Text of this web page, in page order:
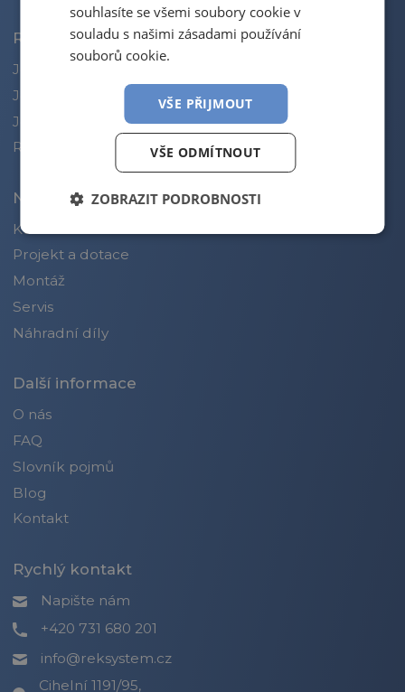
Rekuperace
Jednotky
Jednotky Aldes
Jednotky Zehnder
Reference
Naše služby
Konzultace
Projekt a dotace
Montáž
Servis
Náhradní díly
Další informace
O nás
FAQ
Slovník pojmů
Blog
Kontakt
Rychlý kontakt
Napište nám
+420 731 680 201
info@reksystem.cz
Cihelní 1191/95,
souhlasíte se všemi soubory cookie v
souladu s našimi zásadami používání
souborů cookie.
VŠE PŘIJMOUT
VŠE ODMÍTNOUT
ZOBRAZIT PODROBNOSTI